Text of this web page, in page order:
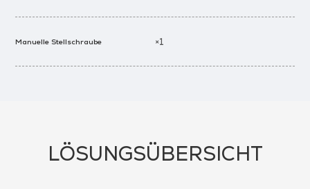
Manuelle Stellschraube ×1
LÖSUNGSÜBERSICHT